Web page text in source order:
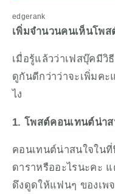
edgerank
เพิ่มจำนวนคนเห็นโพส
เมื่อรู้แล้วว่าเฟสบุ๊คมีวิ
ดูกันดีกว่าว่าจะเพิ่มคะ
ไง
1. โพสต์คอนเทนต์น่าส
คอนเทนต์น่าสนใจใน
ดาราหรืออะไรนะคะ
ดึงดูดให้แฟนๆ ของเพ